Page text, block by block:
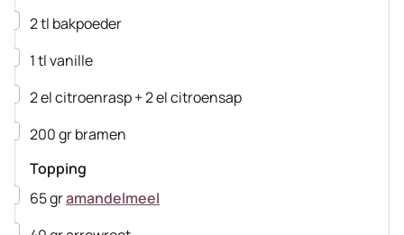
▢
2tl bakpoeder
▢
1tlvanille
▢
2elcitroenrasp + 2 el citroensap
▢
200grbramen
Topping
▢
65gramandelmeel